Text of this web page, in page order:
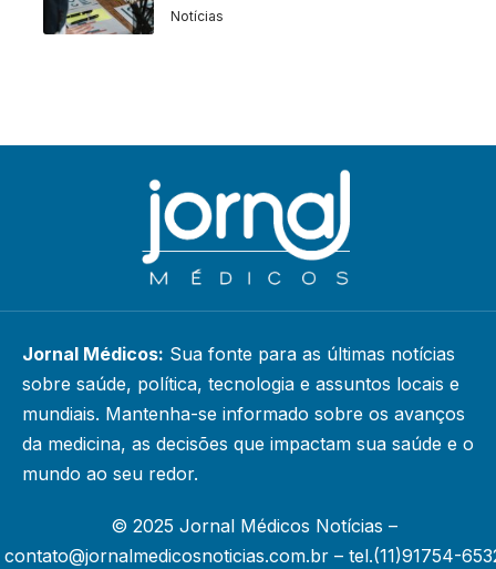
Notícias
Jornal Médicos: Sua fonte para as últimas notícias
sobre saúde, política, tecnologia e assuntos locais e
mundiais. Mantenha-se informado sobre os avanços
da medicina, as decisões que impactam sua saúde e o
mundo ao seu redor.
© 2025 Jornal Médicos Notícias –
contato@jornalmedicosnoticias.com.br – tel.(11)91754-